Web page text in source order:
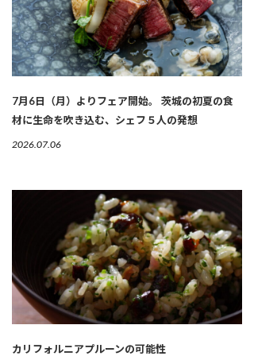
7月6日（月）よりフェア開始。 茨城の初夏の食
材に生命を吹き込む、シェフ５人の発想
2026.07.06
カリフォルニアプルーンの可能性